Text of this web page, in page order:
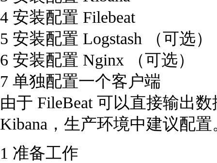
4 安装配置 Filebeat
5 安装配置 Logstash （可选）
6 安装配置 Nginx （可选）
7 单独配置一个客户端
由于 FileBeat 可以直接输出
Kibana，生产环境中建议配置
1 准备工作